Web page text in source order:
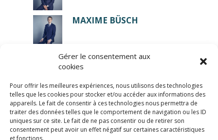
Gérer le consentement aux
cookies
Pour offrir les meilleures expériences, nous utilisons des technologies
telles que les cookies pour stocker et/ou accéder aux informations des
appareils. Le fait de consentir à ces technologies nous permettra de
traiter des données telles que le comportement de navigation ou les ID
uniques sur ce site. Le fait de ne pas consentir ou de retirer son
consentement peut avoir un effet négatif sur certaines caractéristiques
et fonctions.
MAXIME BÜSCH
© LexCase 2026